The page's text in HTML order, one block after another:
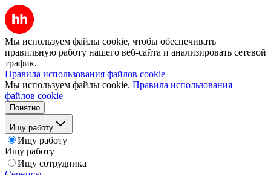
Мы используем файлы cookie, чтобы обеспечивать
правильную работу нашего веб-сайта и анализировать сетевой
трафик.
Правила использования файлов cookie
Мы используем файлы cookie. Правила использования
файлов cookie
Понятно
Ищу работу
Ищу работу
Ищу работу
Ищу сотрудника